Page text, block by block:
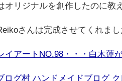
オリジナルを創作したのに教
さんは完成させてくれま
イアートNO.98・・・白木蓮